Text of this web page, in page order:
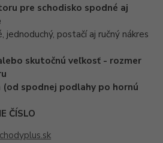
pre schodisko spodné aj
jednoduchý, postačí aj ručný nákres
skutočnú veľkosť - rozmer
(od spodnej podlahy po hornú
ČÍSLO